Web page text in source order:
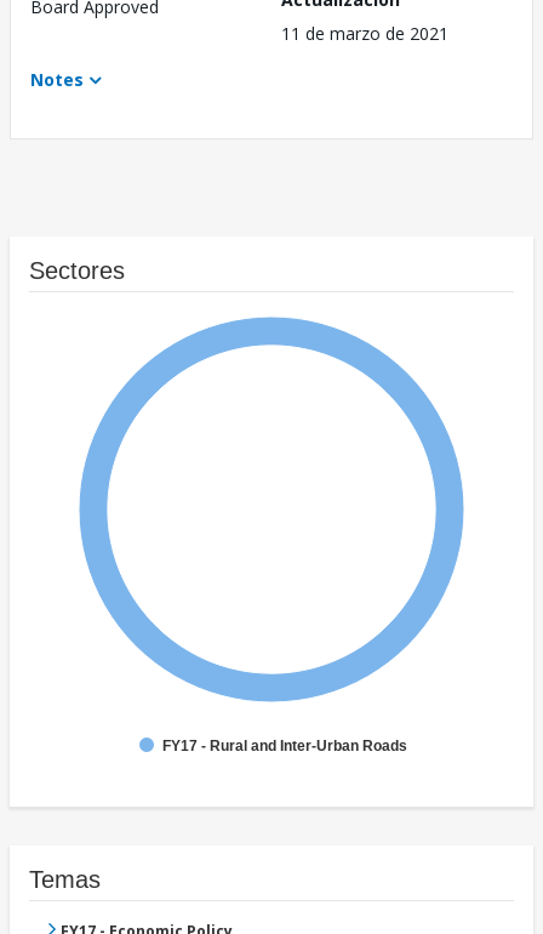
Board Approved
11 de marzo de 2021
Notes
Sectores
FY17 - Rural and Inter-Urban Roads
Temas